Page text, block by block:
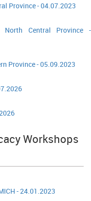
Province - 04.07.2023
North Central Province -
Province - 05.09.2023
Workshops
- 24.01.2023